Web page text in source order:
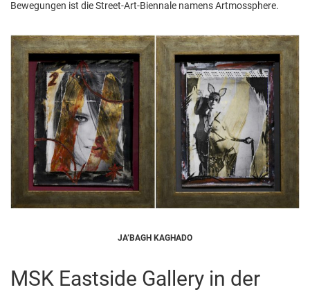
Bewegungen ist die Street-Art-Biennale namens Artmossphere.
JA’BAGH KAGHADO
MSK Eastside Gallery in der